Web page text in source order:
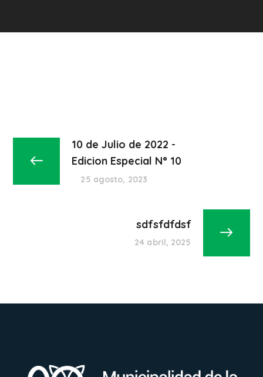
10 de Julio de 2022 -
Edicion Especial N° 10
25 agosto, 2023
sdfsfdfdsf
24 abril, 2025